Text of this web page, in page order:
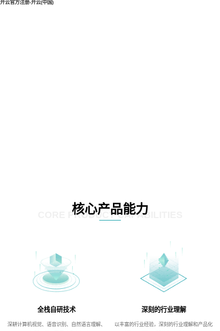
开云官方注册-开云(中国)
核心产品能力
CORE PRODUCT CAPABILITIES
全栈自研技术
深耕计算机视觉、语音识别、自然语言理解、
深刻的行业理解
以丰富的行业经验，深刻的行业理解和产品化